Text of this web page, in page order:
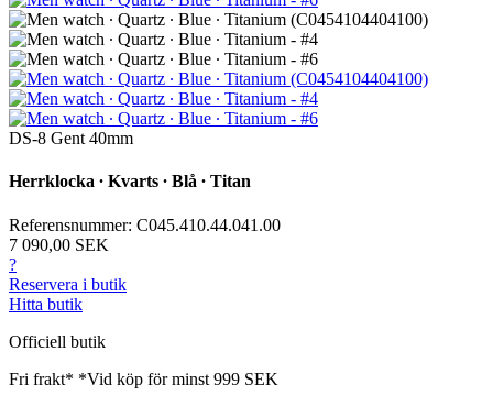
DS-8 Gent 40mm
Herrklocka ∙ Kvarts ∙ Blå ∙ Titan
Referensnummer: C045.410.44.041.00
7 090,00 SEK
?
Reservera i butik
Hitta butik
Officiell butik
Fri frakt* *Vid köp för minst 999 SEK